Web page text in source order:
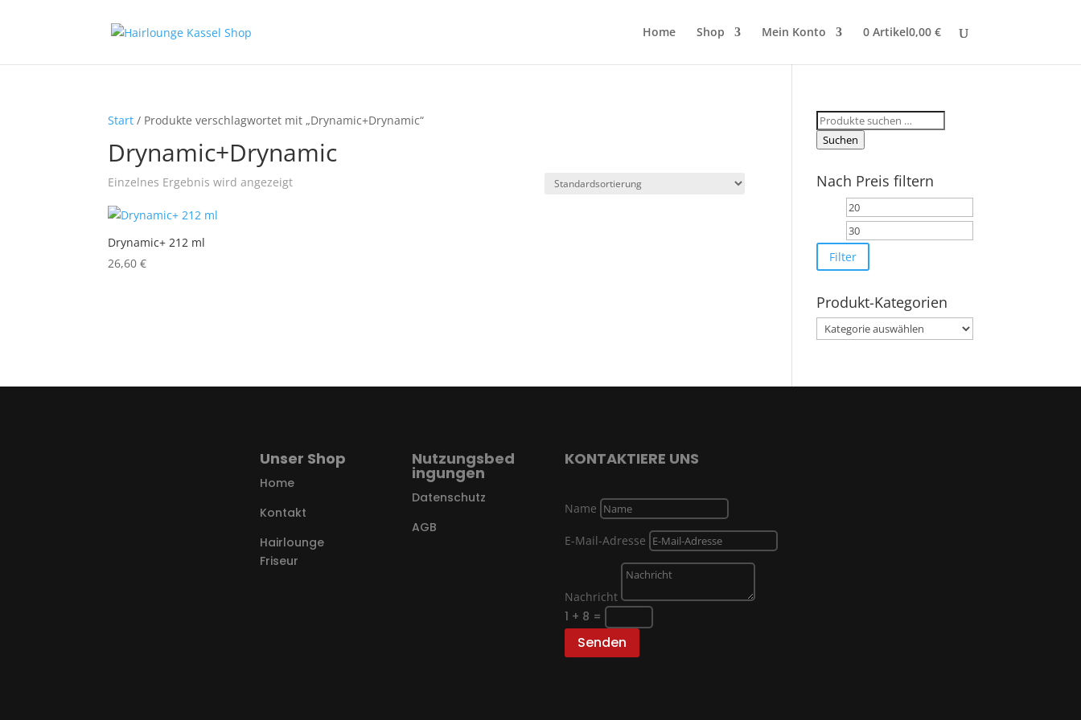
Home Shop Mein Konto 0 Artikel0,00 €
Start / Produkte verschlagwortet mit „Drynamic+Drynamic“
Drynamic+Drynamic
Einzelnes Ergebnis wird angezeigt
Drynamic+ 212 ml
26,60€
Suchen
nach:
Suchen
Nach Preis filtern
Min.
Preis
Filter
Produkt-Kategorien
Unser Shop
Home
Kontakt
Hairlounge
Friseur
Nutzungsbed
ingungen
Datenschutz
AGB
KONTAKTIERE UNS
Name
E-Mail-Adresse
Nachricht
1 + 8 =
Senden